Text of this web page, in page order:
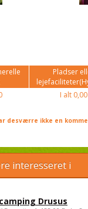
Pladser
I alt0,00
desværre ikke en
interesseret i
camping Drusus